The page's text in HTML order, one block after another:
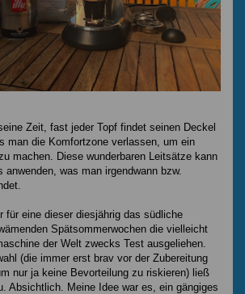
Zeit, fast jeder Topf findet seinen Deckel
man die Komfortzone verlassen, um ein
machen. Diese wunderbaren Leitsätze kann
was man irgendwann bzw.
für eine dieser diesjährig das südliche
Spätsommerwochen die vielleicht
der Welt zwecks Test ausgeliehen.
(die immer erst brav vor der Zubereitung
nur ja keine Bevorteilung zu riskieren) ließ
Absichtlich. Meine Idee war es, ein gängiges